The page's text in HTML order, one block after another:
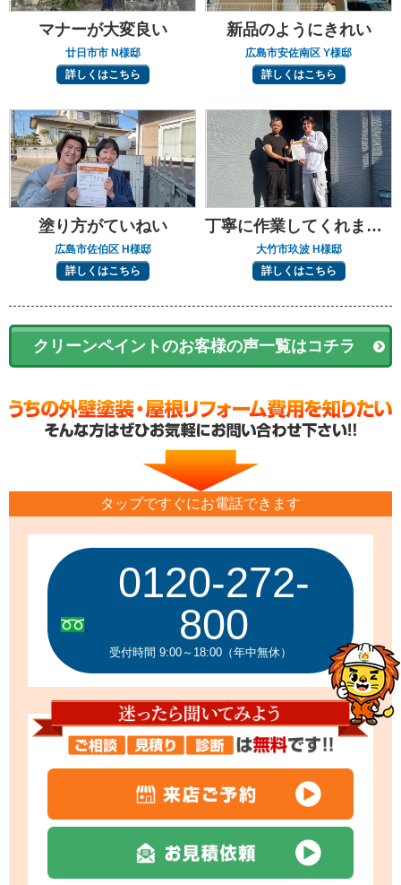
マナーが大変良い
廿日市市 N様邸
詳しくはこちら
新品のようにきれい
広島市安佐南区 Y様邸
詳しくはこちら
塗り方がていねい
広島市佐伯区 H様邸
詳しくはこちら
丁寧に作業してくれました
大竹市玖波 H様邸
詳しくはこちら
クリーンペイントのお客様の声一覧はコチラ
タップですぐにお電話できます
0120-272-
800
受付時間 9:00～18:00（年中無休）